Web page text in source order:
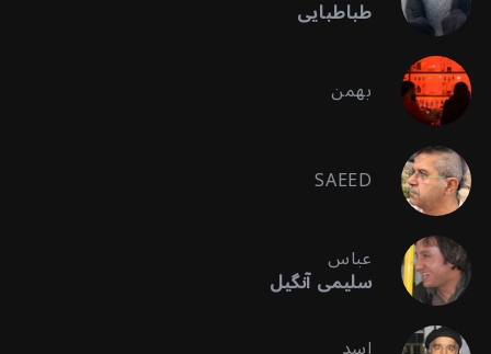
طباطبایی
بهمن
SAEED
عباس
سلیمی آنگیل